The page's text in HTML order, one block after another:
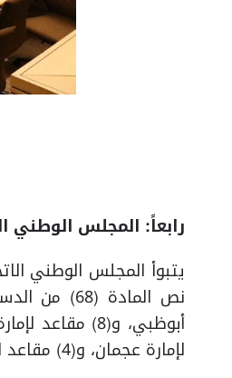
رابعاً: المجلس الوطني
يتبوأ المجلس الوطني
لإمارة عجمان، و(4) مقاعد لإمارة الفجيرة، و(4) مقاعد لإمارة أم القيوين.